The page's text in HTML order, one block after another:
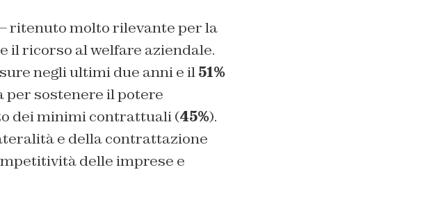
ritenuto molto rilevante per la
il ricorso al welfare aziendale.
negli ultimi due anni e il51%
sostenere il potere
dei minimi contrattuali (45%).
e della contrattazione
delle imprese e